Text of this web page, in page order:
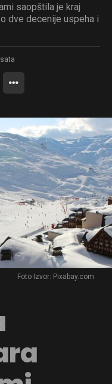
saopštila je kraj
dve decenije uspeha i
Foto Izvor: Pixabay.com